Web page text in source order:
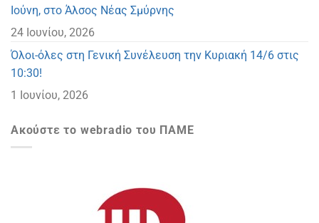
Ιούνη, στο Άλσος Νέας Σμύρνης
24 Ιουνίου, 2026
Όλοι-όλες στη Γενική Συνέλευση την Κυριακή 14/6 στις
10:30!
1 Ιουνίου, 2026
Ακούστε το webradio του ΠΑΜΕ